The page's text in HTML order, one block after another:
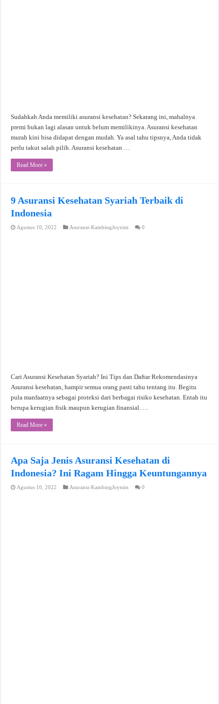
Sudahkah Anda memiliki asuransi kesehatan? Sekarang ini, mahalnya
premi bukan lagi alasan untuk belum memilikinya. Asuransi kesehatan
murah kini bisa didapat dengan mudah. Ya asal tahu tipsnya, Anda tidak
perlu takut salah pilih. Asuransi kesehatan …
Read More »
9 Asuransi Kesehatan Syariah Terbaik di
Indonesia
Agustus 10, 2022 Asuransi-KambingJoynim 0
Cari Asuransi Kesehatan Syariah? Ini Tips dan Daftar Rekomendasinya
Asuransi kesehatan, hampir semua orang pasti tahu tentang itu. Begitu
pula manfaatnya sebagai proteksi dari berbagai risiko kesehatan. Entah itu
berupa kerugian fisik maupun kerugian finansial. …
Read More »
Apa Saja Jenis Asuransi Kesehatan di
Indonesia? Ini Ragam Hingga Keuntungannya
Agustus 10, 2022 Asuransi-KambingJoynim 0